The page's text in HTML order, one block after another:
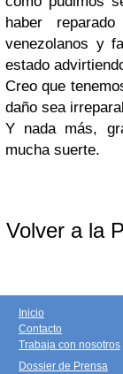
haber
venezolanos y
estado
Creo que
daño sea
Y nada más,
mucha suerte.
Volver a la
Inicio
Contacto
Trabaja con nosotros
Dossier de Prensa